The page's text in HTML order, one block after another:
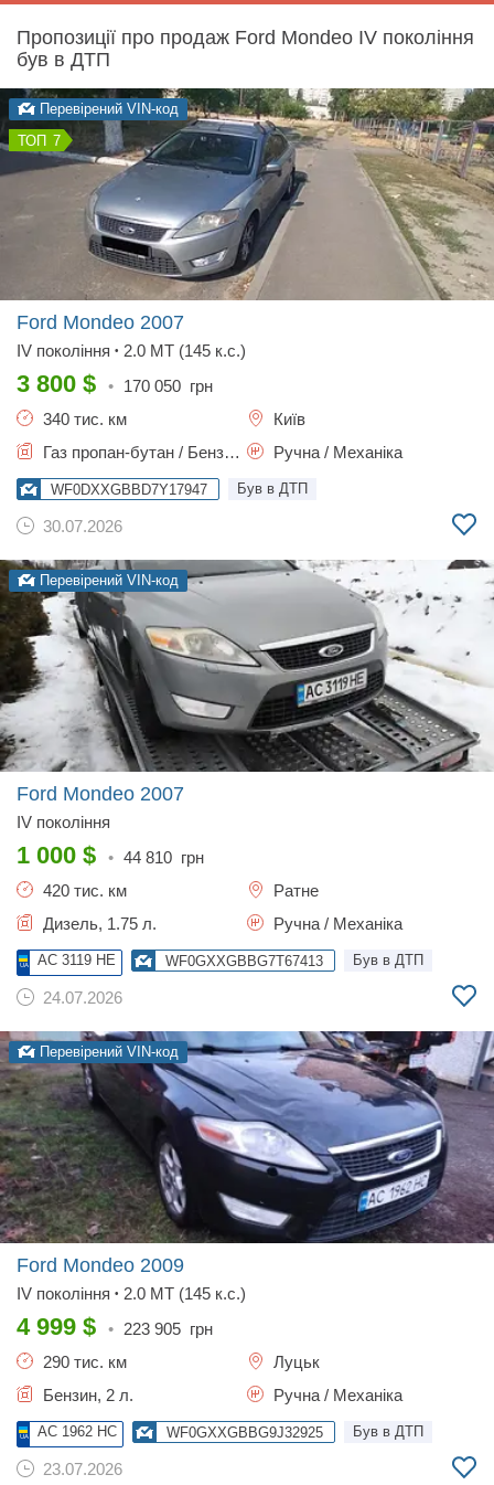
Пропозиції про продаж Ford Mondeo IV покоління
був в ДТП
Перевірений VIN-код
7
Ford Mondeo 2007
IV покоління • 2.0 MT (145 к.с.)
3 800 $ • 170 050 грн
340 тис. км
Київ
Газ пропан-бутан / Бензин, 2 л.
Ручна / Механіка
WF0DXXGBBD7Y17947 Був в ДТП
30.07.2026
Перевірений VIN-код
Ford Mondeo 2007
IV покоління
1 000 $ • 44 810 грн
420 тис. км
Ратне
Дизель, 1.75 л.
Ручна / Механіка
AC 3119 HE WF0GXXGBBG7T67413 Був в ДТП
24.07.2026
Перевірений VIN-код
Ford Mondeo 2009
IV покоління • 2.0 MT (145 к.с.)
4 999 $ • 223 905 грн
290 тис. км
Луцьк
Бензин, 2 л.
Ручна / Механіка
AC 1962 HC WF0GXXGBBG9J32925 Був в ДТП
23.07.2026